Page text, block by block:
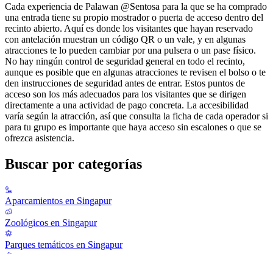
Cada experiencia de Palawan @Sentosa para la que se ha comprado
una entrada tiene su propio mostrador o puerta de acceso dentro del
recinto abierto. Aquí es donde los visitantes que hayan reservado
con antelación muestran un código QR o un vale, y en algunas
atracciones te lo pueden cambiar por una pulsera o un pase físico.
No hay ningún control de seguridad general en todo el recinto,
aunque es posible que en algunas atracciones te revisen el bolso o te
den instrucciones de seguridad antes de entrar. Estos puntos de
acceso son los más adecuados para los visitantes que se dirigen
directamente a una actividad de pago concreta. La accesibilidad
varía según la atracción, así que consulta la ficha de cada operador si
para tu grupo es importante que haya acceso sin escalones o que se
ofrezca asistencia.
Buscar por categorías
Aparcamientos en Singapur
Zoológicos en Singapur
Parques temáticos en Singapur